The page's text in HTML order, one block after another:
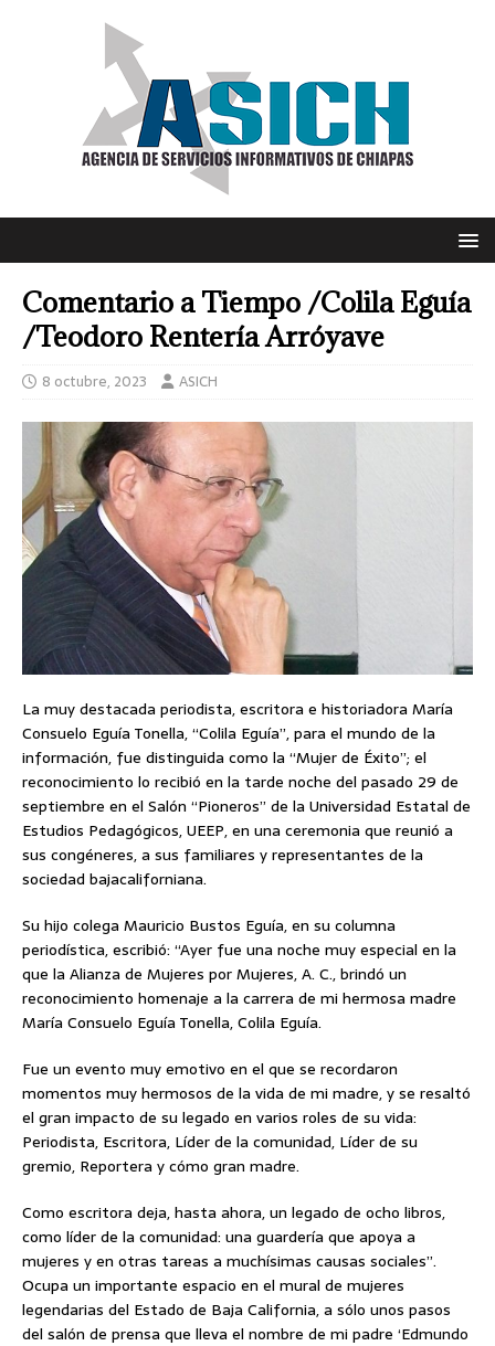
Comentario a Tiempo /Colila Eguía
/Teodoro Rentería Arróyave
8 octubre, 2023 ASICH
La muy destacada periodista, escritora e historiadora María
Consuelo Eguía Tonella, “Colila Eguía”, para el mundo de la
información, fue distinguida como la “Mujer de Éxito”; el
reconocimiento lo recibió en la tarde noche del pasado 29 de
septiembre en el Salón “Pioneros” de la Universidad Estatal de
Estudios Pedagógicos, UEEP, en una ceremonia que reunió a
sus congéneres, a sus familiares y representantes de la
sociedad bajacaliforniana.
Su hijo colega Mauricio Bustos Eguía, en su columna
periodística, escribió: “Ayer fue una noche muy especial en la
que la Alianza de Mujeres por Mujeres, A. C., brindó un
reconocimiento homenaje a la carrera de mi hermosa madre
María Consuelo Eguía Tonella, Colila Eguía.
Fue un evento muy emotivo en el que se recordaron
momentos muy hermosos de la vida de mi madre, y se resaltó
el gran impacto de su legado en varios roles de su vida:
Periodista, Escritora, Líder de la comunidad, Líder de su
gremio, Reportera y cómo gran madre.
Como escritora deja, hasta ahora, un legado de ocho libros,
como líder de la comunidad: una guardería que apoya a
mujeres y en otras tareas a muchísimas causas sociales”.
Ocupa un importante espacio en el mural de mujeres
legendarias del Estado de Baja California, a sólo unos pasos
del salón de prensa que lleva el nombre de mi padre ‘Edmundo